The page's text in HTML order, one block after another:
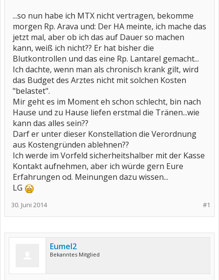
...so nun habe ich MTX nicht vertragen, bekomme
morgen Rp. Arava und: Der HA meinte, ich mache das
jetzt mal, aber ob ich das auf Dauer so machen
kann, weiß ich nicht?? Er hat bisher die
Blutkontrollen und das eine Rp. Lantarel gemacht...
Ich dachte, wenn man als chronisch krank gilt, wird
das Budget des Arztes nicht mit solchen Kosten
"belastet".
Mir geht es im Moment eh schon schlecht, bin nach
Hause und zu Hause liefen erstmal die Tränen...wie
kann das alles sein??
Darf er unter dieser Konstellation die Verordnung
aus Kostengründen ablehnen??
Ich werde im Vorfeld sicherheitshalber mit der Kasse
Kontakt aufnehmen, aber ich würde gern Eure
Erfahrungen od. Meinungen dazu wissen...
LG
#1
30. Juni 2014
Eumel2
Bekanntes Mitglied